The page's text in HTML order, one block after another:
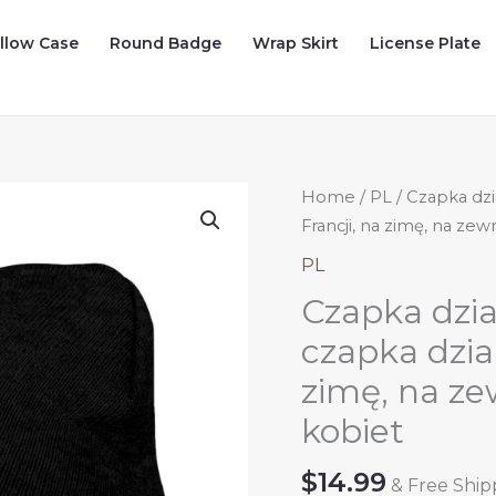
Case Round Badge Wrap Skirt License Plate
Home / PL / Czapka
Francji, na zimę, na
PL
Czapka
czapka
zimę, na
kobiet
$14.99 & Free